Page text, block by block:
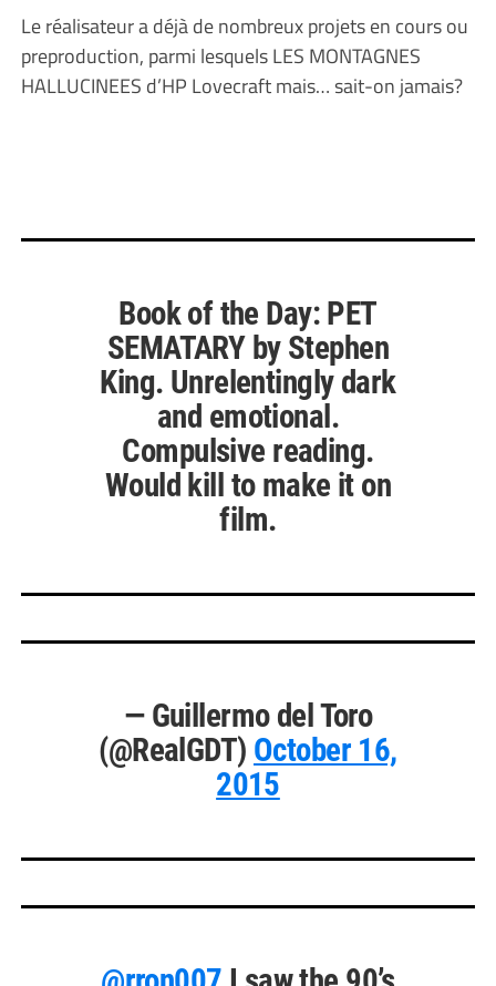
Le réalisateur a déjà de nombreux projets en cours ou
preproduction, parmi lesquels LES MONTAGNES
HALLUCINEES d’HP Lovecraft mais… sait-on jamais?
Book of the Day: PET
SEMATARY by Stephen
King. Unrelentingly dark
and emotional.
Compulsive reading.
Would kill to make it on
film.
— Guillermo del Toro
(@RealGDT) October 16,
2015